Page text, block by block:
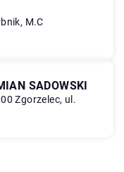
M.C
SADOWSKI
Zgorzelec, ul.